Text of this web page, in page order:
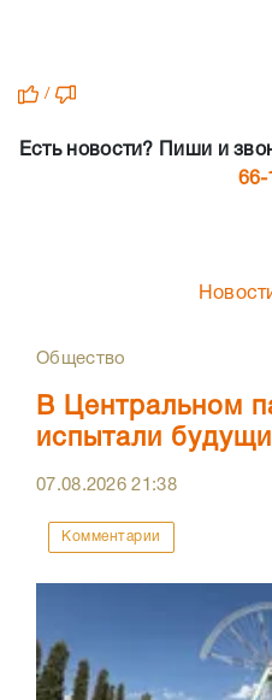
/
Есть новости? Пиши и
66-
Общество
В Центральном
испытали
07.08.202621:38
Комментарии